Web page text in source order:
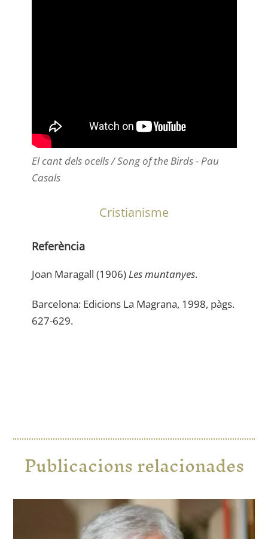
El cant dels ocells / Song of the Birds - Pau
Casals
Cristianisme
Referència
Joan Maragall (1906)Les muntanyes.
Barcelona: Edicions La Magrana, 1998, pàgs.
627-629.
Publicacions relacionades